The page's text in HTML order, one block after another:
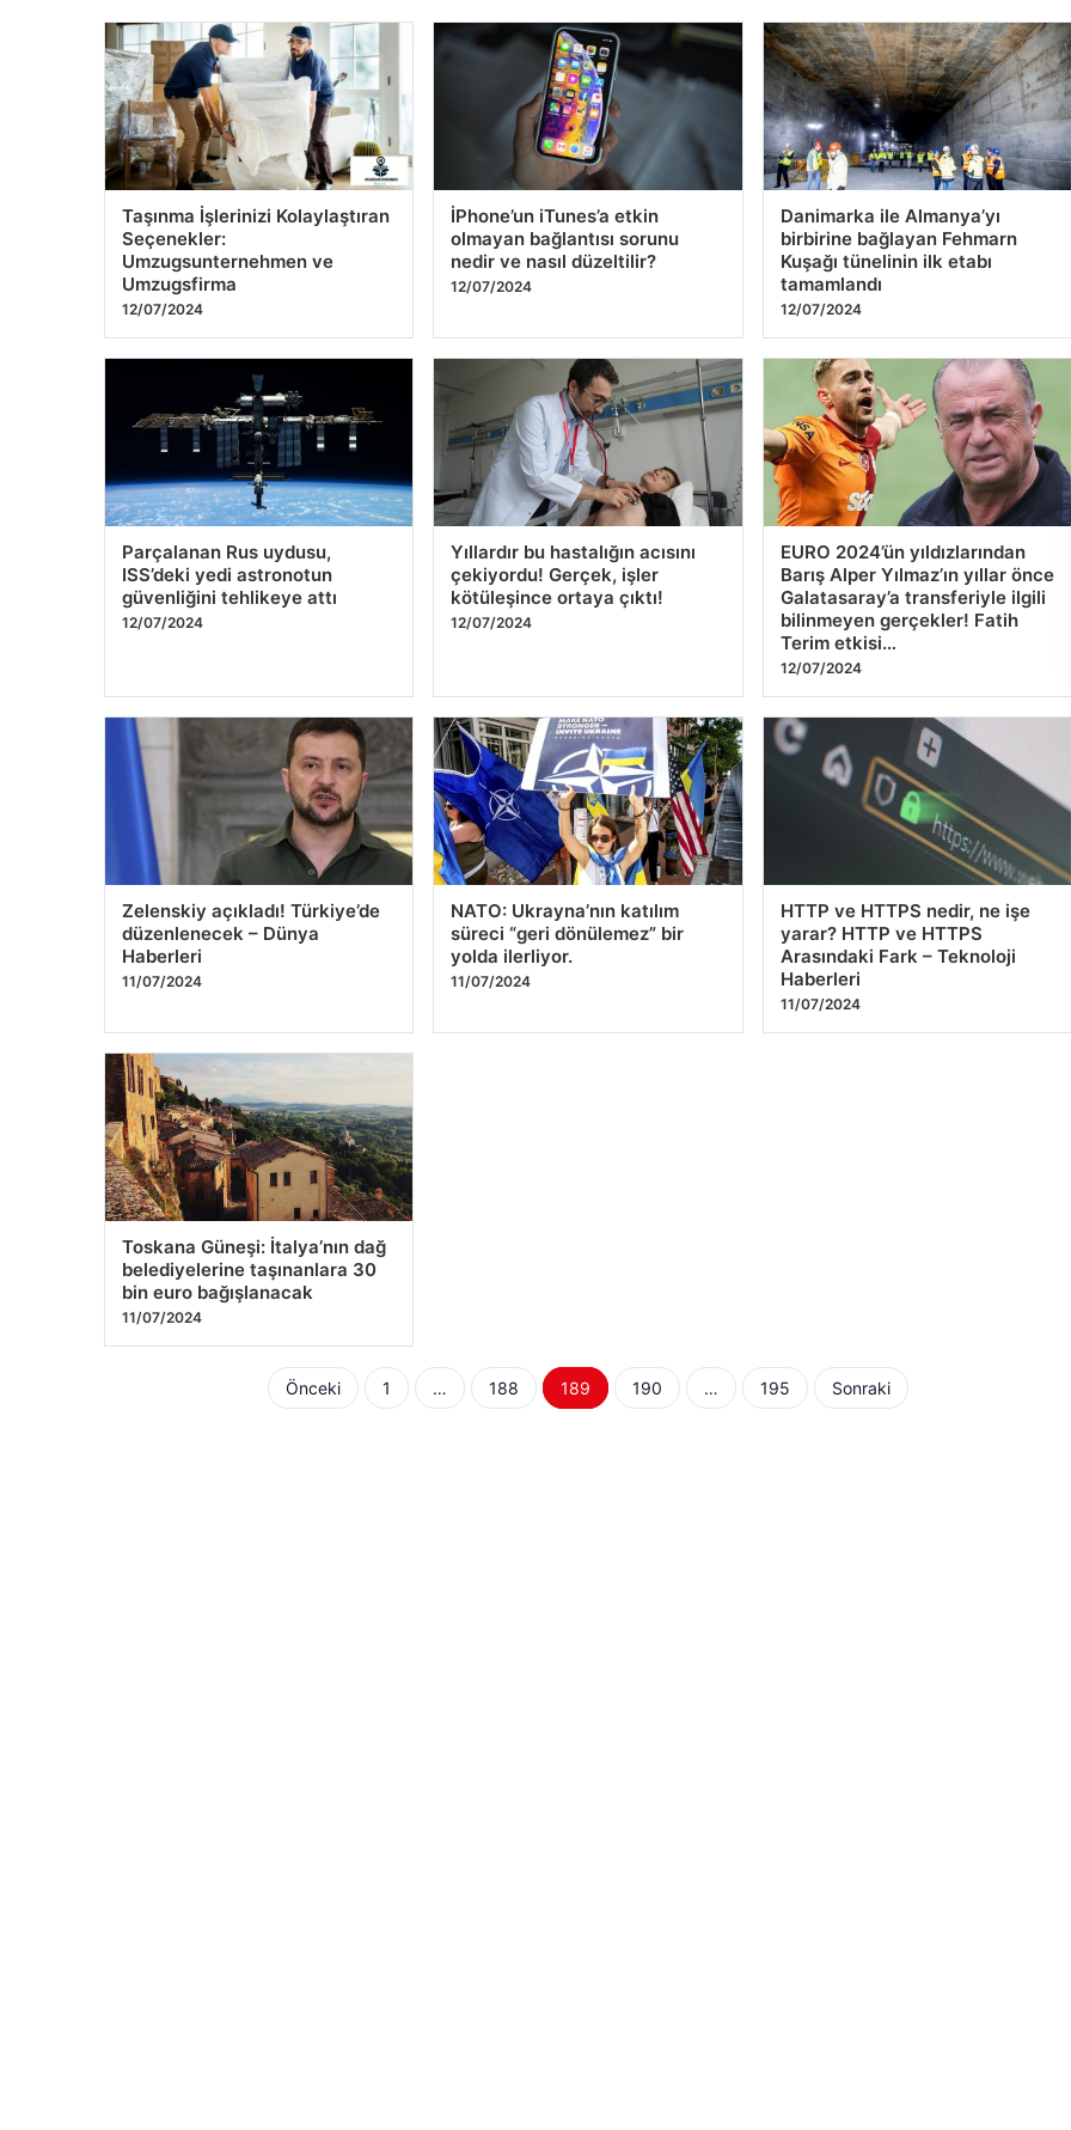
Taşınma İşlerinizi Kolaylaştıran
Seçenekler:
Umzugsunternehmen ve
Umzugsfirma
12/07/2024
İPhone’un iTunes’a etkin
olmayan bağlantısı sorunu
nedir ve nasıl düzeltilir?
12/07/2024
Danimarka ile Almanya’yı
birbirine bağlayan Fehmarn
Kuşağı tünelinin ilk etabı
tamamlandı
12/07/2024
Parçalanan Rus uydusu,
ISS’deki yedi astronotun
güvenliğini tehlikeye attı
12/07/2024
Yıllardır bu hastalığın acısını
çekiyordu! Gerçek, işler
kötüleşince ortaya çıktı!
12/07/2024
EURO 2024’ün yıldızlarından
Barış Alper Yılmaz’ın yıllar önce
Galatasaray’a transferiyle ilgili
bilinmeyen gerçekler! Fatih
Terim etkisi…
12/07/2024
Zelenskiy açıkladı! Türkiye’de
düzenlenecek – Dünya
Haberleri
11/07/2024
NATO: Ukrayna’nın katılım
süreci “geri dönülemez” bir
yolda ilerliyor.
11/07/2024
HTTP ve HTTPS nedir, ne işe
yarar? HTTP ve HTTPS
Arasındaki Fark – Teknoloji
Haberleri
11/07/2024
Toskana Güneşi: İtalya’nın dağ
belediyelerine taşınanlara 30
bin euro bağışlanacak
11/07/2024
Yazı
Önceki 1 … 188 189 190 … 195 Sonraki